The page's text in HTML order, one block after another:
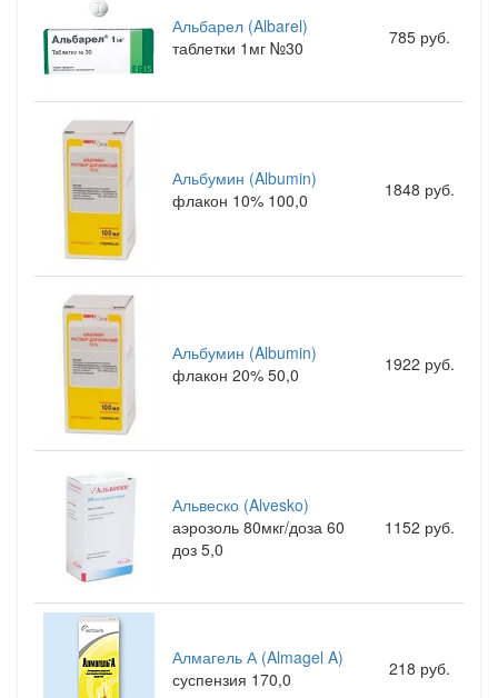
Альбарел (Albarel)
таблетки 1мг №30
785 руб.
Альбумин (Albumin)
флакон 10% 100,0
1848 руб.
Альбумин (Albumin)
флакон 20% 50,0
1922 руб.
Альвеско (Alvesko)
аэрозоль 80мкг/доза 60
доз 5,0
1152 руб.
Алмагель А (Almagel A)
суспензия 170,0
218 руб.